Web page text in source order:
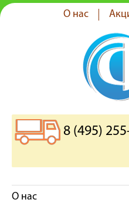
О нас
8 (495)
О нас